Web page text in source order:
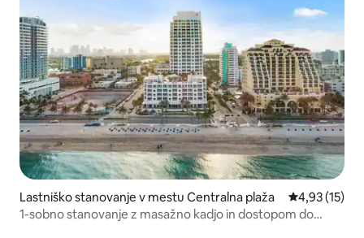
Lastniško stanovanje v mestu Centralna plaža Povprečna
4,93 (15)
1-sobno stanovanje z masažno kadjo in dostopom do